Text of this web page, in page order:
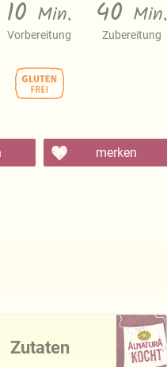
10 Min.
Vorbereitung
40 Min.
Zubereitung
merken
Zutaten